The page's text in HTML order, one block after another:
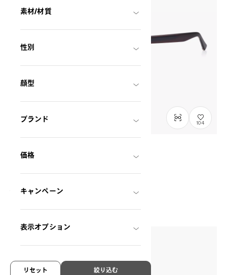
素材/材質
性別
顔型
ブランド
価格
キャンペーン
表示オプション
絞り込む
リセット
104
在庫わずか
The UTILITY モデル
¥16,000